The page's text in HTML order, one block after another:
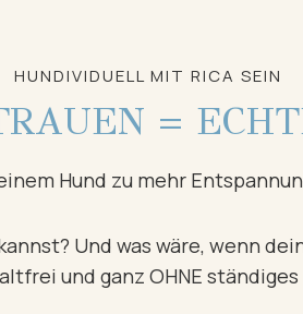
HUNDIVIDUELL MIT RICA SEIN
=
Hund zu mehr
Und was wäre, wenn
und ganz OHNE